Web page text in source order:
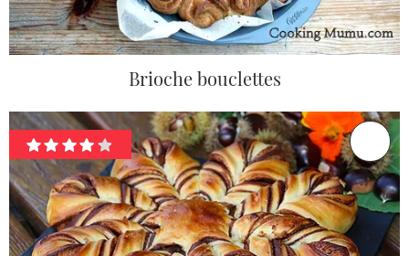
Brioche bouclettes